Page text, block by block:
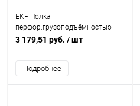
EKF Полка
перфор.грузоподъёмностью
100 кг (глубина 750) (ITASP750)
3 179,51 руб. / шт
Подробнее